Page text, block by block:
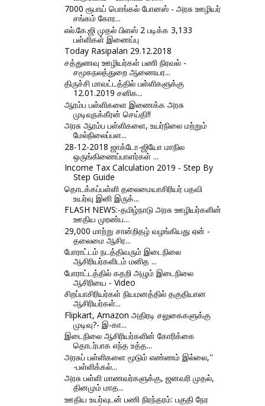
7000 ரூபாய் பொங்கல் போனஸ் - அரசு ஊழியர்
சங்கம் கோர...
எல்.கே.ஜி முதல் பிளஸ் 2 படிக்க 3,133
பள்ளிகள் இணைப்பு
Today Rasipalan 29.12.2018
சத்துணவு ஊழியர்கள் பணி நிரவல் -
சமூகநலத்துறை ஆணையர...
திருச்சி மாவட்டத்தில் பள்ளிகளுக்கு
12.01.2019 சனிக...
ஆரம்ப பள்ளிகளை இணைக்க அரசு
முடிவுநக்கீரன் செய்தி!!
அரசு ஆரம்ப பள்ளிகளை, உயர்நிலை மற்றும்
மேல்நிலைப்பள...
28-12-2018 ஜாக்டோ-ஜியோ மாநில
ஒருங்கிணைப்பாளர்கள் ...
Income Tax Calculation 2019 - Step By
Step Guide
தொடக்கப்பள்ளி தலைமையாசிரியர் பதவி
உயர்வு இனி இருக்...
FLASH NEWS:-தமிழ்நாடு அரசு ஊழியர்களின்
ஊதிய முரண்ப...
29,000 மாற்று சான்றிதழ் வழங்கியது ஏன் -
தலைமை ஆசிர...
போராட்டம் நடத்திவரும் இடைநிலை
ஆசிரியர்களிடம் மனித ...
போராட்டத்தில் கதறி அழும் இடைநிலை
ஆசிரியை - Video
சிறப்பாசிரியர்கள் நியமனத்தில் தகுதியான
ஆசிரியர்கள்...
Flipkart, Amazon அதிரடி சலுகைகளுக்கு
முடிவு?- இ-கா...
இடைநிலை ஆசிரியர்களின் கோரிக்கை
தொடர்பாக எந்த உத்த...
அரசுப் பள்ளிகளை மூடும் எண்ணம் இல்லை,''
-பள்ளிக்கல்...
அரசு பள்ளி மாணவர்களுக்கு, ஜனவரி முதல்,
தினமும் மாத...
ஊதிய உயர்வுடன் பணி நிரந்தரம்: பகுதி நேர